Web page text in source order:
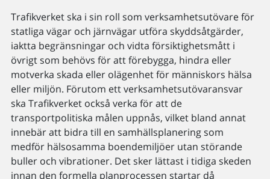
Trafikverket ska i sin roll som verksamhetsutövare för
statliga vägar och järnvägar utföra skyddsåtgärder,
iaktta begränsningar och vidta försiktighetsmått i
övrigt som behövs för att förebygga, hindra eller
motverka skada eller olägenhet för människors hälsa
eller miljön. Förutom ett verksamhetsutövaransvar
ska Trafikverket också verka för att de
transportpolitiska målen uppnås, vilket bland annat
innebär att bidra till en samhällsplanering som
medför hälsosamma boendemiljöer utan störande
buller och vibrationer. Det sker lättast i tidiga skeden
innan den formella planprocessen startar då